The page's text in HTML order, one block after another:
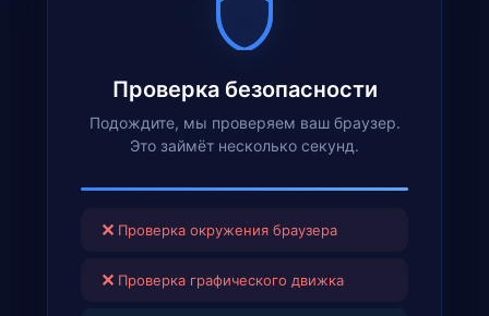
Проверка безопасности
Подождите, мы проверяем ваш браузер.
Это займёт несколько секунд.
✕ Проверка окружения браузера
✕ Проверка графического движка